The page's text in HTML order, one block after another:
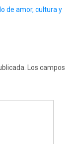
de amor, cultura y
Los campos